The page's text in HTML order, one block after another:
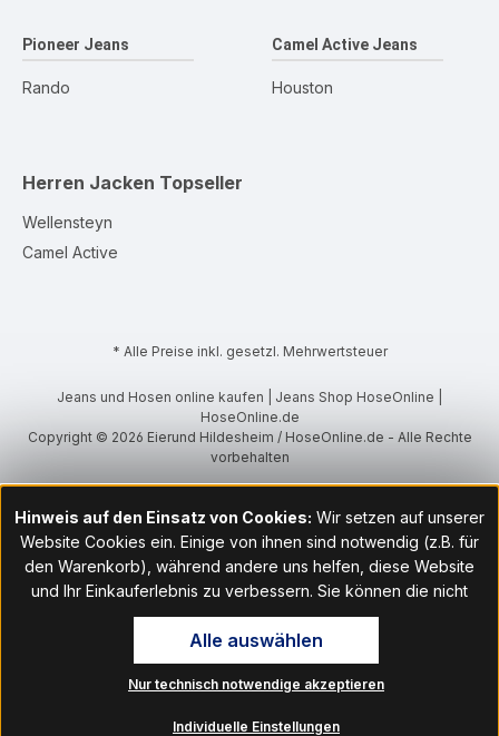
Pioneer Jeans
Rando
Camel Active Jeans
Houston
Herren Jacken Topseller
Wellensteyn
Camel Active
* Alle Preise inkl. gesetzl. Mehrwertsteuer
Jeans und Hosen online kaufen | Jeans Shop HoseOnline |
HoseOnline.de
Copyright © 2026 Eierund Hildesheim / HoseOnline.de - Alle Rechte
vorbehalten
Hinweis auf den Einsatz von Cookies: Wir setzen auf unserer
Website Cookies ein. Einige von ihnen sind notwendig (z.B. für
den Warenkorb), während andere uns helfen, diese Website
und Ihr Einkauferlebnis zu verbessern. Sie können die nicht
notwendigen Cookies mit Klick auf „OK“ akzeptieren oder per
Klick auf "Nur technisch notwendige akzeptieren" ablehnen. Den
Zugang zu den Cookie-Einstellungen finden Sie im Fußbereich
unserer Website im Menüpunkt „Informationen“. Dort können Sie
Nur technisch notwendige akzeptieren
Individuelle Einstellungen
Alle auswählen